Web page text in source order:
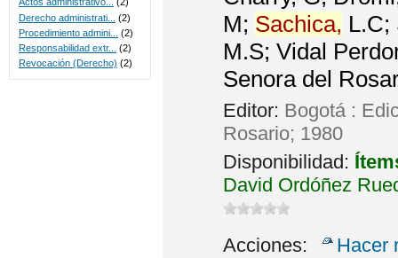
M; Sachica, L.C;
M.S; Vidal
Senora del
Editor: Bogotá :
Rosario; 1980
Disponibilidad:
David Ordóñez
Acciones: Hacer
Actos administrativo... (2)
Derecho administrati...
(2)
Procedimiento admini...
(2)
Responsabilidad extr...
(2)
Revocación (Derecho) (2)